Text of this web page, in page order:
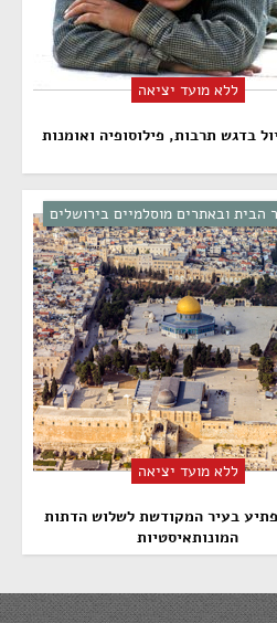
ללא מועד יציאה
הבית ובאתרים מוסלמיים בירושלים
ללא מועד יציאה
בעיר המקודשת לשלוש הדתות
המונותאיסטיות